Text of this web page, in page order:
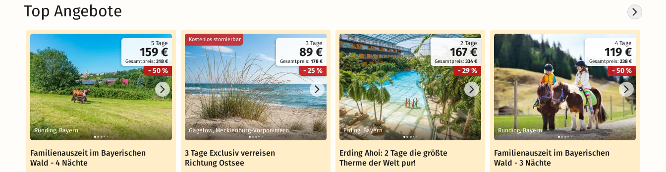
Top Angebote
5 Tage
159 €
Gesamtpreis: 318 €
- 50 %
Runding, Bayern
Familienauszeit im Bayerischen
Wald - 4 Nächte
3 Tage
89 €
Gesamtpreis: 178 €
- 25 %
Kostenlos stornierbar
Gägelow, Mecklenburg-Vorpommern
3 Tage Exclusiv verreisen
Richtung Ostsee
2 Tage
167 €
Gesamtpreis: 334 €
- 29 %
Erding, Bayern
Erding Ahoi: 2 Tage die größte
Therme der Welt pur!
4 Tage
119 €
Gesamtpreis: 238 €
- 50 %
Runding, Bayern
Familienauszeit im Bayerischen
Wald - 3 Nächte